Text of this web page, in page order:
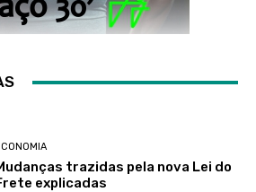
trazidas pela nova Lei do
explicadas